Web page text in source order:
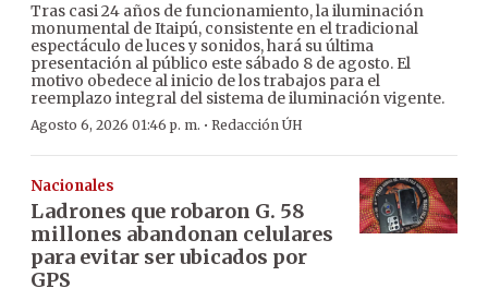
Tras casi 24 años de funcionamiento, la iluminación
monumental de Itaipú, consistente en el tradicional
espectáculo de luces y sonidos, hará su última
presentación al público este sábado 8 de agosto. El
motivo obedece al inicio de los trabajos para el
reemplazo integral del sistema de iluminación vigente.
Agosto 6, 2026 01:46 p. m. · Redacción ÚH
Nacionales
Ladrones que robaron G. 58
millones abandonan celulares
para evitar ser ubicados por
GPS